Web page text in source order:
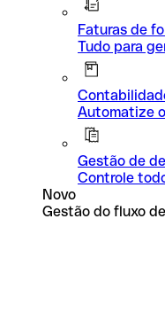
Faturas de
Tudo para
Automatize
Gestão de
Controle
Novo
Gestão do fluxo